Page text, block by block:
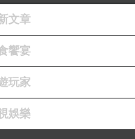
文章
饗宴
玩家
娛樂